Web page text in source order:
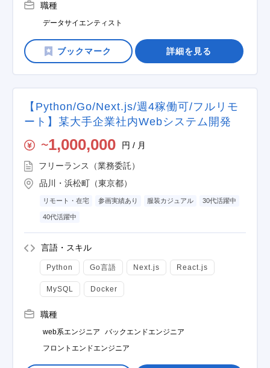
職種
データサイエンティスト
詳細を見る
【Python/Go/Next.js/週4稼働可/フルリモ
ート】某大手企業社内Webシステム開発
〜1,000,000 円 / 月
フリーランス（業務委託）
品川・浜松町（東京都）
リモート・在宅 参画実績あり 服装カジュアル 30代活躍中
40代活躍中
言語・スキル
Python Go言語 Next.js React.js
MySQL Docker
職種
web系エンジニア
バックエンドエンジニア
フロントエンドエンジニア